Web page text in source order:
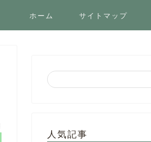
ホーム サイトマップ
人気記事